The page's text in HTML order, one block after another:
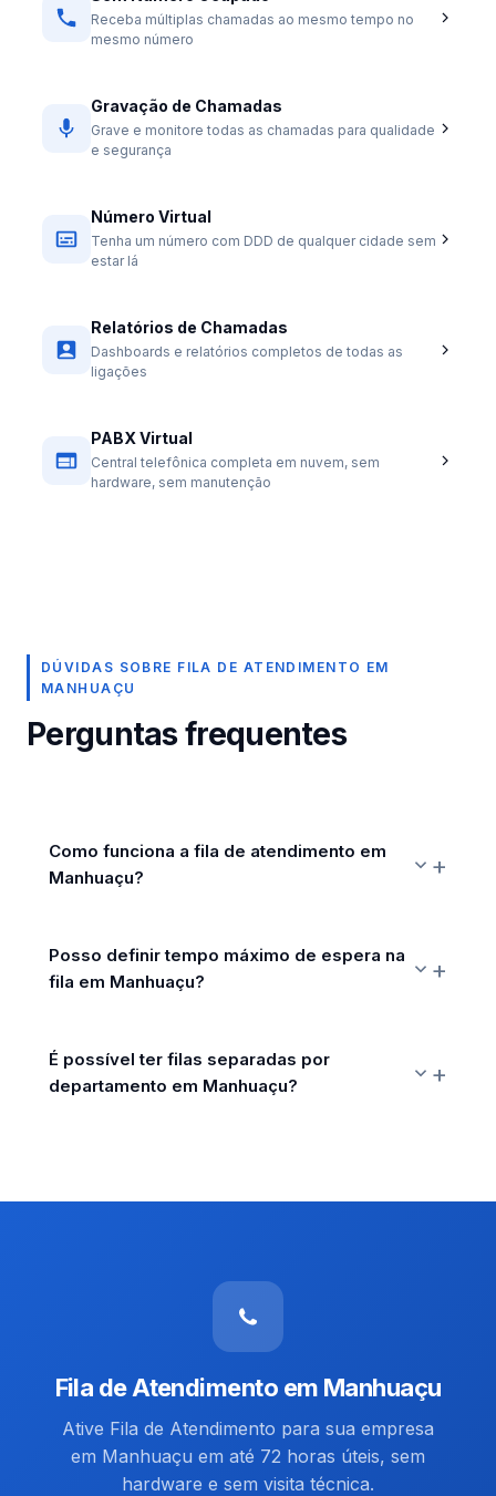
Receba múltiplas chamadas ao mesmo tempo no
mesmo número
Gravação de Chamadas
Grave e monitore todas as chamadas para qualidade
e segurança
Número Virtual
Tenha um número com DDD de qualquer cidade sem
estar lá
Relatórios de Chamadas
Dashboards e relatórios completos de todas as
ligações
PABX Virtual
Central telefônica completa em nuvem, sem
hardware, sem manutenção
DÚVIDAS SOBRE FILA DE ATENDIMENTO EM
MANHUAÇU
Perguntas frequentes
Como funciona a fila de atendimento em
Manhuaçu?
Posso definir tempo máximo de espera na
fila em Manhuaçu?
É possível ter filas separadas por
departamento em Manhuaçu?
Fila de Atendimento em Manhuaçu
Ative Fila de Atendimento para sua empresa
em Manhuaçu em até 72 horas úteis, sem
hardware e sem visita técnica.